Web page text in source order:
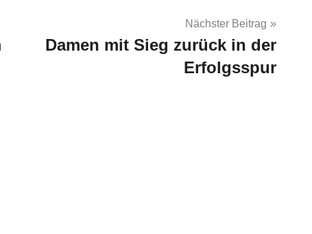
Nächster Beitrag
Damen mit Sieg zurück in der
Erfolgsspur